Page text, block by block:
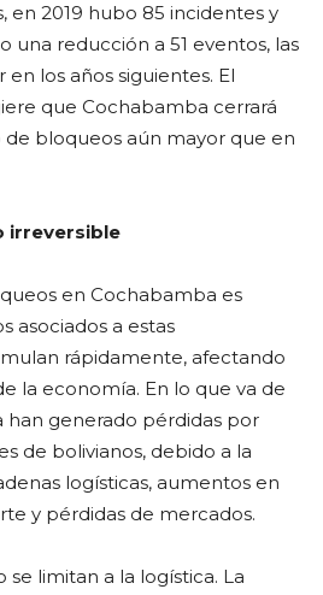
en 2019 hubo 85 incidentes y
una reducción a 51 eventos, las
en los años siguientes. El
que Cochabamba cerrará
bloqueos aún mayor que en
irreversible
en Cochabamba es
asociados a estas
rápidamente, afectando
la economía. En lo que va de
han generado pérdidas por
de bolivianos, debido a la
logísticas, aumentos en
y pérdidas de mercados.
se limitan a la logística. La